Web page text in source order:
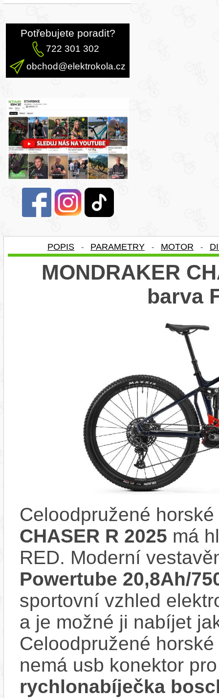
Potřebujete poradit?
722 301 302
obchod@elektrokola.cz
POPIS - PARAMETRY - MOTOR -
MONDRAKER
barva
Celoodpružené
CHASER R 2025 má
RED. Moderní
Powertube 20,8Ah/
sportovní vzhled
a je možné ji nabíjet
Celoodpružené
nemá usb konektor
rychlonabíječka